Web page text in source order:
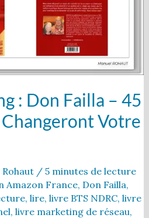
: Don Failla – 45
Votre
/ 5 minutes de lecture
Amazon France, Don Failla,
, lire, livre BTS NDRC, livre
, livre marketing de réseau,